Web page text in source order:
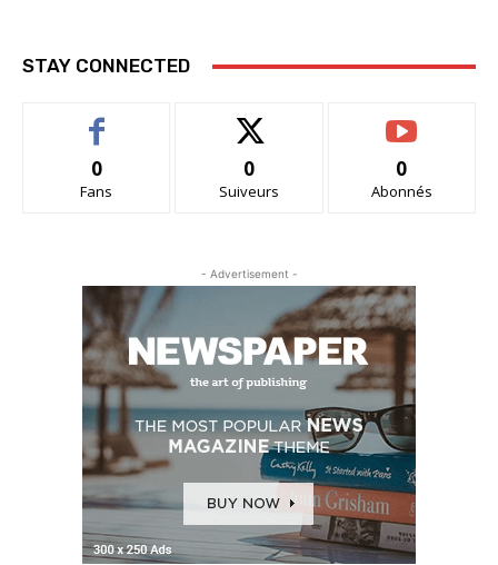
STAY CONNECTED
0
Fans
0
Suiveurs
0
Abonnés
- Advertisement -